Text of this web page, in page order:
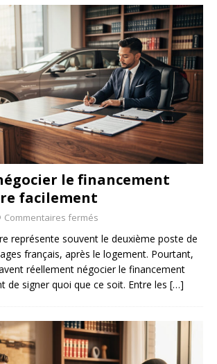
le financement
facilement
Commentaires fermés
représente souvent le deuxième poste de
français, après le logement. Pourtant,
réellement négocier le financement
de signer quoi que ce soit. Entre les […]